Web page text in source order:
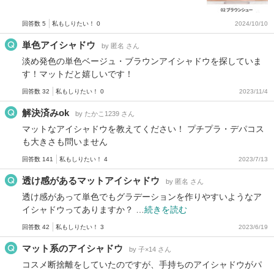
回答数 5 私もしりたい！ 0 2024/10/10
単色アイシャドウ by 匿名 さん
淡め発色の単色ベージュ・ブラウンアイシャドウを探していま
す！マットだと嬉しいです！
回答数 32 私もしりたい！ 0 2023/11/4
解決済みok by たかこ1239 さん
マットなアイシャドウを教えてください！ プチプラ・デパコス
も大きさも問いません
回答数 141 私もしりたい！ 4 2023/7/13
透け感があるマットアイシャドウ by 匿名 さん
透け感があって単色でもグラデーションを作りやすいようなア
イシャドウってありますか？ … 続きを読む
回答数 42 私もしりたい！ 3 2023/6/19
マット系のアイシャドウ by 子×14 さん
コスメ断捨離をしていたのですが、手持ちのアイシャドウがパ